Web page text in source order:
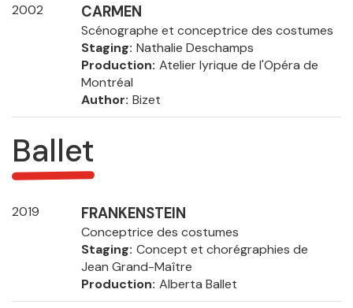
2002 CARMEN
Scénographe et conceptrice des costumes
Staging Nathalie Deschamps
Production Atelier lyrique de l'Opéra de
Montréal
Author Bizet
Ballet
2019 FRANKENSTEIN
Conceptrice des costumes
Staging Concept et chorégraphies de
Jean Grand-Maître
Production Alberta Ballet